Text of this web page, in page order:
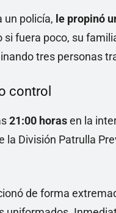
un policía, le propinó
si fuera poco, su
tres personas
control
21:00 horasen la
la División Patrulla
de forma